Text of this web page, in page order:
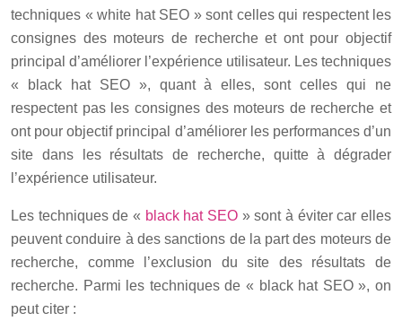
techniques « white hat SEO » sont celles qui respectent les
consignes des moteurs de recherche et ont pour objectif
principal d’améliorer l’expérience utilisateur. Les techniques
« black hat SEO », quant à elles, sont celles qui ne
respectent pas les consignes des moteurs de recherche et
ont pour objectif principal d’améliorer les performances d’un
site dans les résultats de recherche, quitte à dégrader
l’expérience utilisateur.
Les techniques de « black hat SEO » sont à éviter car elles
peuvent conduire à des sanctions de la part des moteurs de
recherche, comme l’exclusion du site des résultats de
recherche. Parmi les techniques de « black hat SEO », on
peut citer :